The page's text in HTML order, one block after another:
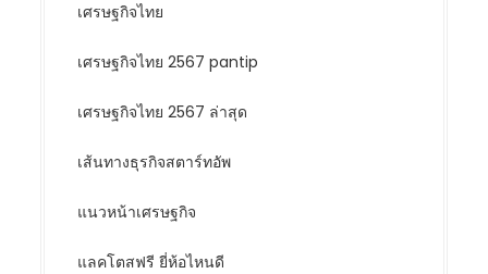
เศรษฐกิจไทย
เศรษฐกิจไทย 2567 pantip
เศรษฐกิจไทย 2567 ล่าสุด
เส้นทางธุรกิจสตาร์ทอัพ
แนวหน้าเศรษฐกิจ
แลคโตสฟรี ยี่ห้อไหนดี